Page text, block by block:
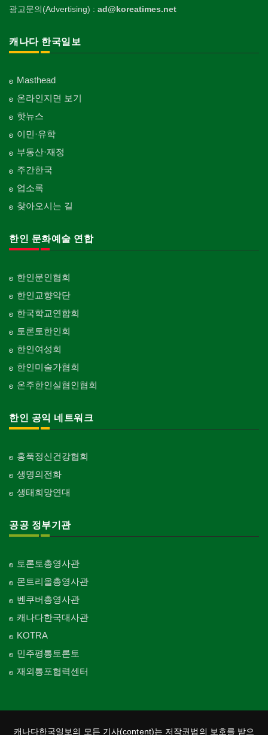
광고문의(Advertising) : ad@koreatimes.net
캐나다 한국일보
Masthead
온라인지면 보기
핫뉴스
이민·유학
부동산·재정
주간한국
업소록
찾아오시는 길
한인 문화예술 연합
한인문인협회
한인교향악단
한국학교연합회
토론토한인회
한인여성회
한인미술가협회
온주한인실협인협회
한인 공익 네트워크
홍푹정신건강협회
생명의전화
생태희망연대
공공 정부기관
토론토총영사관
몬트리올총영사관
벤쿠버총영사관
캐나다한국대사관
KOTRA
민주평통토론토
재외통포협력센터
캐나다한국일보의 모든 기사(content)는 저작권법의 보호를 받으